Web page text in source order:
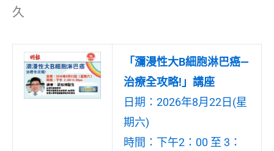
久
「瀰漫性大B細胞淋巴癌—
治療全攻略!」講座
日期：2026年8月22日(星
期六)
時間：下午2：00 至 3：